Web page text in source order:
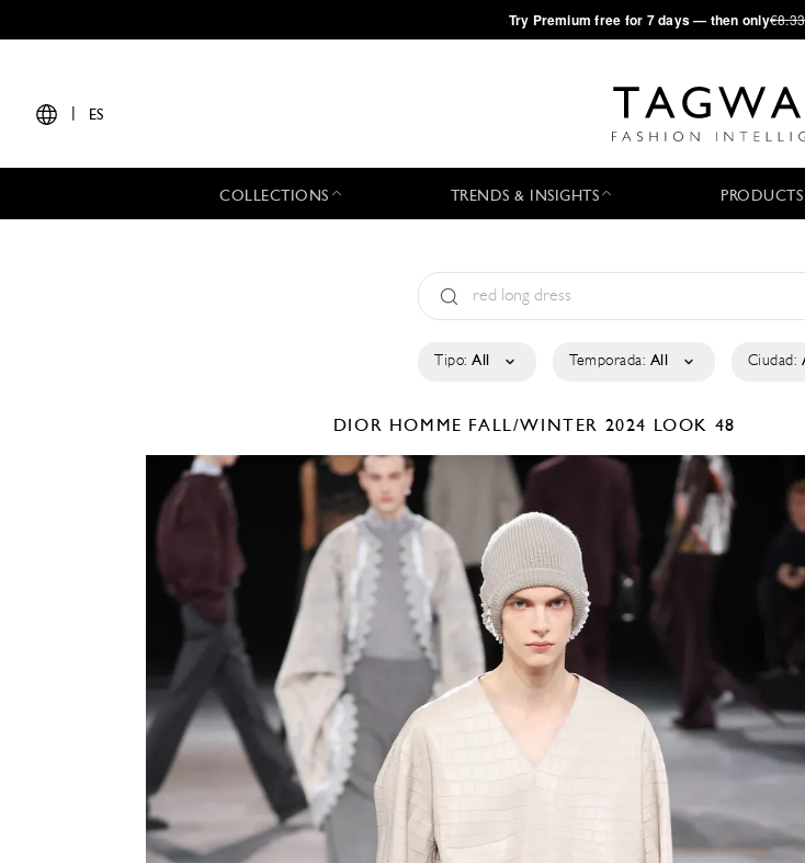
·Try Premium free for 7 days — then only
ES
COLLECTIONS TRENDS & INSIGHTS PRODUCTS
Tipo: All Temporada: All Ciudad:
DIOR HOMME FALL/WINTER 2024 LOOK 48